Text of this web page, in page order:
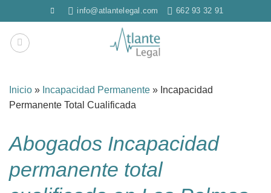
al
contenido
info@atlantelegal.com 662 93 32 91
Inicio » Incapacidad Permanente » Incapacidad
Permanente Total Cualificada
Abogados Incapacidad
permanente total